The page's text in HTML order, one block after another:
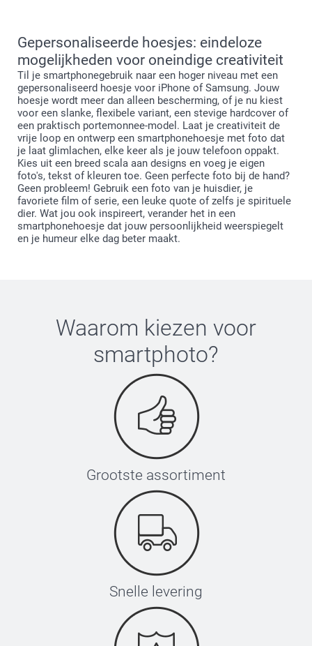
Gepersonaliseerde hoesjes: eindeloze
mogelijkheden voor oneindige creativiteit
Til je smartphonegebruik naar een hoger niveau met een
gepersonaliseerd hoesje voor iPhone of Samsung. Jouw
hoesje wordt meer dan alleen bescherming, of je nu kiest
voor een slanke, flexibele variant, een stevige hardcover of
een praktisch portemonnee-model. Laat je creativiteit de
vrije loop en ontwerp een smartphonehoesje met foto dat
je laat glimlachen, elke keer als je jouw telefoon oppakt.
Kies uit een breed scala aan designs en voeg je eigen
foto's, tekst of kleuren toe. Geen perfecte foto bij de hand?
Geen probleem! Gebruik een foto van je huisdier, je
favoriete film of serie, een leuke quote of zelfs je spirituele
dier. Wat jou ook inspireert, verander het in een
smartphonehoesje dat jouw persoonlijkheid weerspiegelt
en je humeur elke dag beter maakt.
Waarom kiezen voor
smartphoto?
Grootste assortiment
Snelle levering